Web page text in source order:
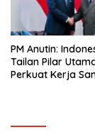
PM Anutin:
Tailan Pilar
Perkuat Kerja